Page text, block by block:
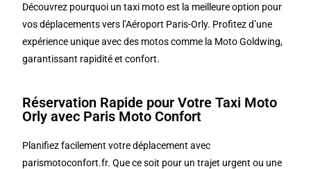
Découvrez pourquoi un taxi moto est la meilleure option pour
vos déplacements vers l’Aéroport Paris-Orly. Profitez d’une
expérience unique avec des motos comme la Moto Goldwing,
garantissant rapidité et confort.
Réservation Rapide pour Votre Taxi Moto
Orly avec Paris Moto Confort
Planifiez facilement votre déplacement avec
parismotoconfort.fr. Que ce soit pour un trajet urgent ou une